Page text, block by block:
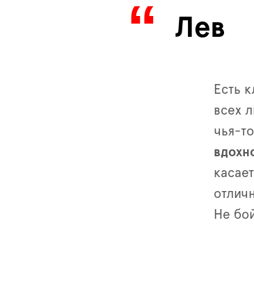
Лев
Есть
всех
чья-
Не